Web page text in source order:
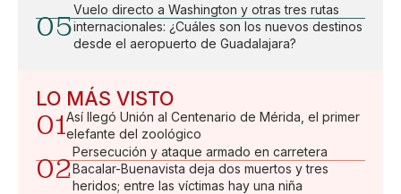
05
Vuelo directo a Washington y otras tres rutas
internacionales: ¿Cuáles son los nuevos destinos
desde el aeropuerto de Guadalajara?
LO MÁS VISTO
01Así llegó Unión al Centenario de Mérida, el primer
elefante del zoológico
02
Persecución y ataque armado en carretera
Bacalar-Buenavista deja dos muertos y tres
heridos; entre las víctimas hay una niña